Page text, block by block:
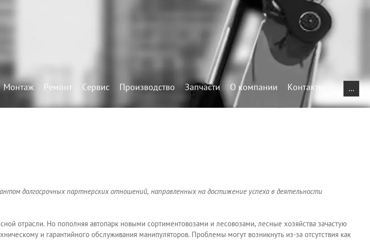
Монтаж Ремонт Сервис Производство Запчасти О компании Контакты ...
долгосрочных партнерских отношений, направленных на достижение успеха в деятельности
отрасли. Но пополняя автопарк новыми сортиментовозами и лесовозами, лесные хозяйства зачастую
и гарантийного обслуживания манипуляторов. Проблемы могут возникнуть из-за отсутствия как